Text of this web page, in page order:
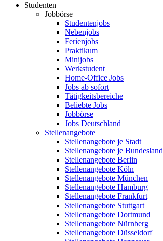
Studenten
Jobbörse
Studentenjobs
Nebenjobs
Ferienjobs
Praktikum
Minijobs
Werkstudent
Home-Office Jobs
Jobs ab sofort
Tätigkeitsbereiche
Beliebte Jobs
Jobbörse
Jobs Deutschland
Stellenangebote
Stellenangebote je Stadt
Stellenangebote je Bundesland
Stellenangebote Berlin
Stellenangebote Köln
Stellenangebote München
Stellenangebote Hamburg
Stellenangebote Frankfurt
Stellenangebote Stuttgart
Stellenangebote Dortmund
Stellenangebote Nürnberg
Stellenangebote Düsseldorf